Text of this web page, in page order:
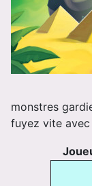
monstres
fuyez vite